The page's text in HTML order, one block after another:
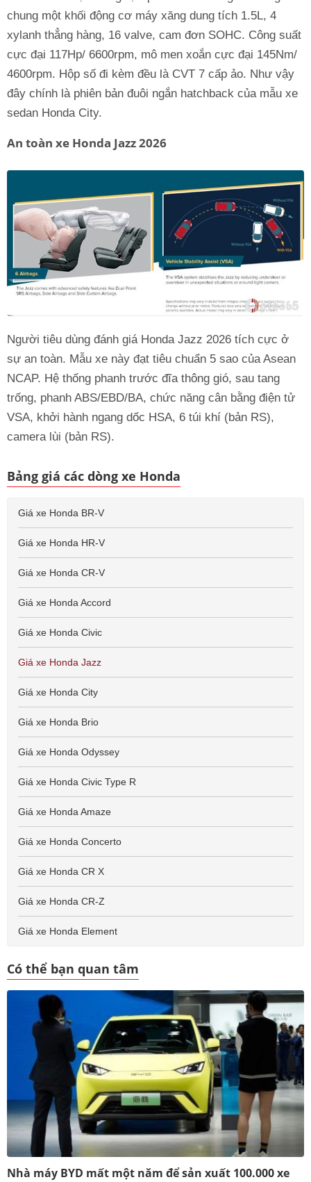
chung một khối động cơ máy xăng dung tích 1.5L, 4
xylanh thẳng hàng, 16 valve, cam đơn SOHC. Công suất
cực đại 117Hp/ 6600rpm, mô men xoắn cực đại 145Nm/
4600rpm. Hộp số đi kèm đều là CVT 7 cấp ảo. Như vậy
đây chính là phiên bản đuôi ngắn hatchback của mẫu xe
sedan Honda City.
An toàn xe Honda Jazz 2026
Người tiêu dùng đánh giá Honda Jazz 2026 tích cực ở
sự an toàn. Mẫu xe này đạt tiêu chuẩn 5 sao của Asean
NCAP. Hệ thống phanh trước đĩa thông gió, sau tang
trống, phanh ABS/EBD/BA, chức năng cân bằng điện tử
VSA, khởi hành ngang dốc HSA, 6 túi khí (bản RS),
camera lùi (bản RS).
Bảng giá các dòng xe Honda
Giá xe Honda BR-V
Giá xe Honda HR-V
Giá xe Honda CR-V
Giá xe Honda Accord
Giá xe Honda Civic
Giá xe Honda Jazz
Giá xe Honda City
Giá xe Honda Brio
Giá xe Honda Odyssey
Giá xe Honda Civic Type R
Giá xe Honda Amaze
Giá xe Honda Concerto
Giá xe Honda CR X
Giá xe Honda CR-Z
Giá xe Honda Element
Có thể bạn quan tâm
Nhà máy BYD mất một năm để sản xuất 100.000 xe